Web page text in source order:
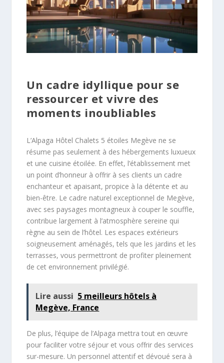
Un cadre idyllique pour se
ressourcer et vivre des
moments inoubliables
L’Alpaga Hôtel Chalets 5 étoiles Megève ne se
résume pas seulement à des hébergements luxueux
et une cuisine étoilée. En effet, l’établissement met
un point d’honneur à offrir à ses clients un cadre
enchanteur et apaisant, propice à la détente et au
bien-être. Le cadre naturel exceptionnel de Megève,
avec ses paysages montagneux à couper le souffle,
contribue largement à l’atmosphère sereine qui
règne au sein de l’hôtel. Les espaces extérieurs
soigneusement aménagés, tels que les jardins et les
terrasses, vous permettront de profiter pleinement
de cet environnement privilégié.
Lire aussi 5 meilleurs hôtels à
Megève, France
De plus, l’équipe de l’Alpaga mettra tout en œuvre
pour faciliter votre séjour et vous offrir des services
sur-mesure. Un personnel attentif et dévoué sera à